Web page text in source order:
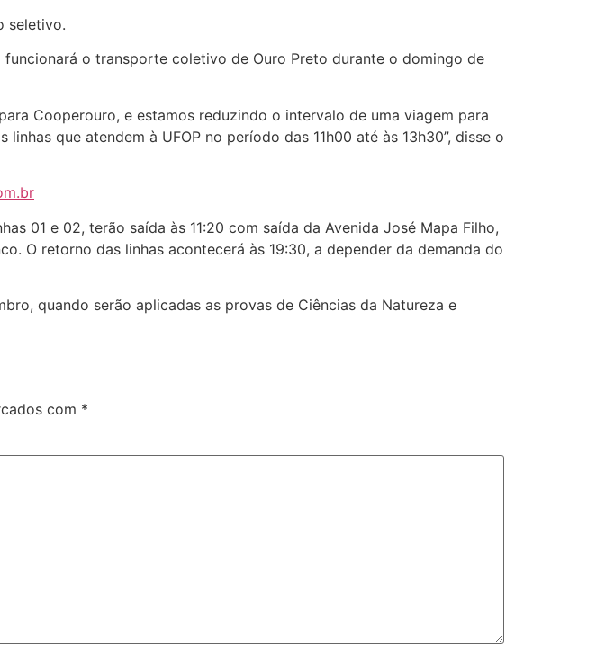
seletivo.
o transporte coletivo de Ouro Preto durante o domingo de
Cooperouro, e estamos reduzindo o intervalo de uma viagem para
que atendem à UFOP no período das 11h00 até às 13h30”, disse o
01 e 02, terão saída às 11:20 com saída da Avenida José Mapa Filho,
O retorno das linhas acontecerá às 19:30, a depender da demanda do
quando serão aplicadas as provas de Ciências da Natureza e
com *